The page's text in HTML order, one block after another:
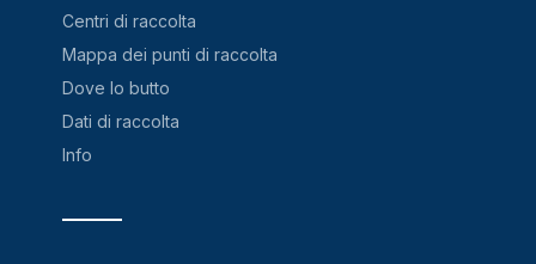
Centri di raccolta
Mappa dei punti di raccolta
Dove lo butto
Dati di raccolta
Info